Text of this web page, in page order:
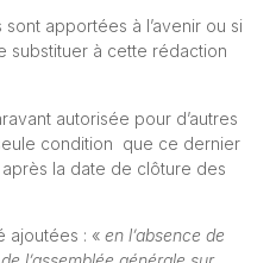
apportées à l’avenir ou si
substituer à cette rédaction
autorisée pour d’autres
condition que ce dernier
après la date de clôture des
ajoutées : « en l’absence de